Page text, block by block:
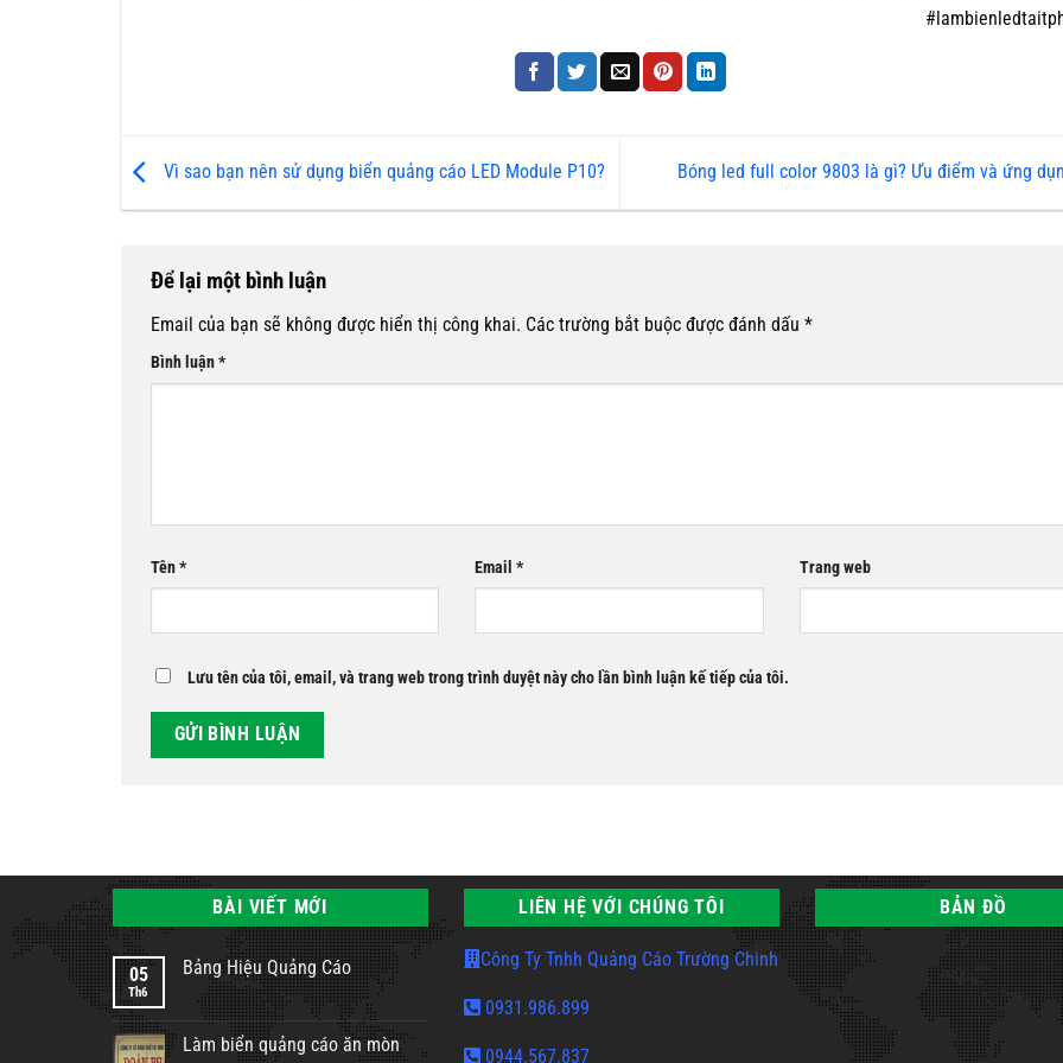
Vì sao bạn nên sử dụng biển quảng cáo LED Module P10? Bóng led full color 9803 là gì? Ưu điểm và ứng
Để lại một bình luận
Email của bạn sẽ không được hiển thị công khai. Các trường bắt buộc được đánh dấu *
Bình luận*
Tên* Email* Trang web
Lưu tên của tôi, email, và trang web trong trình duyệt này cho lần bình luận kế tiếp của tôi.
BÀI VIẾT MỚI
05
Th6
Bảng Hiệu Quảng Cáo
Làm biển quảng cáo ăn mòn
LIÊN HỆ VỚI CHÚNG TÔI
Công Ty Tnhh Quảng Cáo Trường Chinh
0931.986.899
0944.567.837
BẢN ĐỒ